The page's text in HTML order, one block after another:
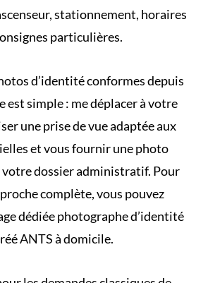
stationnement, horaires
particulières.
d’identité conformes depuis
est simple : me déplacer à votre
une prise de vue adaptée aux
et vous fournir une photo
dossier administratif. Pour
complète, vous pouvez
dédiéephotographe d’identité
ANTS à domicile.